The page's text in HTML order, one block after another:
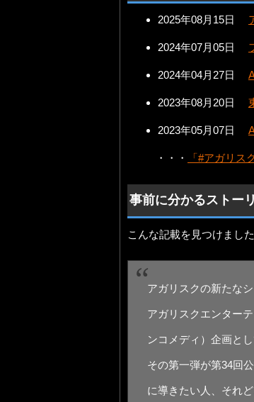
2025年08月15日
2024年07月05日
2024年04月27日
2023年08月20日
2023年05月07日
・・・ 「#アガリス
事前に分かるストー
こんな記載を見つけました
アガリスクの新たな
アガリスクエンター
ンコメディ）企画と
その第一弾が第34回
に導きたい人、それ